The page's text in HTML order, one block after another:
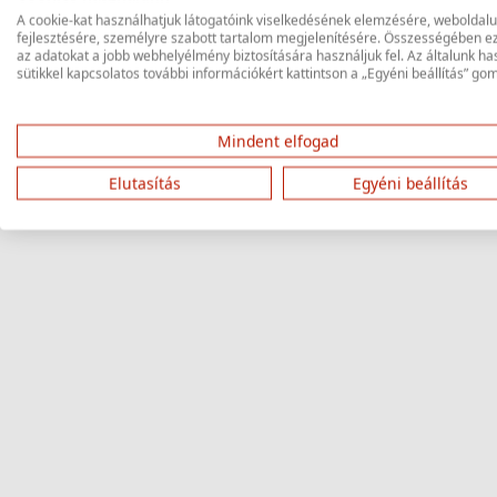
Keresés
A cookie-kat használhatjuk látogatóink viselkedésének elemzésére,
fejlesztésére, személyre szabott tartalom megjelenítésére. Összességében
az adatokat a jobb webhelyélmény biztosítására használjuk fel. Az általunk
sütikkel kapcsolatos további információkért kattintson a „Egyéni beállítás”
Mindent elfogad
Elutasítás
Egyéni beállítás